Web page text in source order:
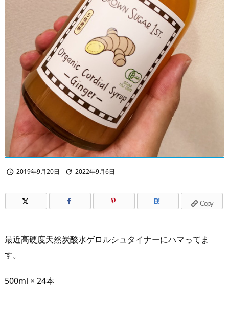
 2019年9月20日  2022年9月6日
B! Copy
最近高硬度天然炭酸水ゲロルシュタイナーにハマってま
す。
500ml × 24本